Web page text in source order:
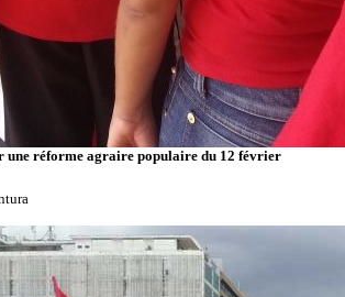
une réforme agraire populaire du 12 février